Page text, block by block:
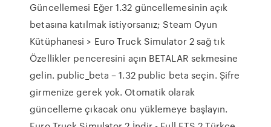
Güncellemesi Eğer 1.32 güncellemesinin açık
betasına katılmak istiyorsanız; Steam Oyun
Kütüphanesi > Euro Truck Simulator 2 sağ tık
Özellikler penceresini açın BETALAR sekmesine
gelin. public_beta – 1.32 public beta seçin. Şifre
girmenize gerek yok. Otomatik olarak
güncelleme çıkacak onu yüklemeye başlayın.